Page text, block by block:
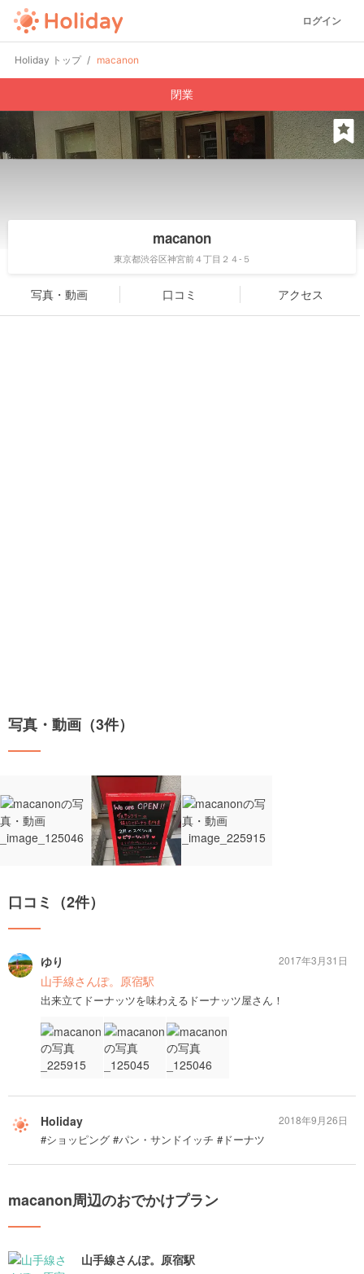
ログイン
Holiday トップ macanon
閉業
macanon
東京都渋谷区神宮前４丁目２４-５
写真・動画 口コミ アクセス
写真・動画（3件）
口コミ（2件）
ゆり
山手線さんぽ。原宿駅
出来立てドーナッツを味わえるドーナッツ屋さん！
2017年3月31日
Holiday
#ショッピング #パン・サンドイッチ #ドーナツ
2018年9月26日
macanon周辺のおでかけプラン
山手線さんぽ。原宿駅